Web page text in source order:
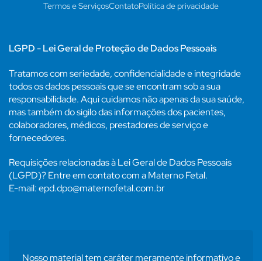
Termos e ServiçosContatoPolítica de privacidade
LGPD - Lei Geral de Proteção de Dados Pessoais
Tratamos com seriedade, confidencialidade e integridade
todos os dados pessoais que se encontram sob a sua
responsabilidade. Aqui cuidamos não apenas da sua saúde,
mas também do sigilo das informações dos pacientes,
colaboradores, médicos, prestadores de serviço e
fornecedores.
Requisições relacionadas à Lei Geral de Dados Pessoais
(LGPD)? Entre em contato com a Materno Fetal.
E-mail: epd.dpo@maternofetal.com.br
Nosso material tem caráter meramente informativo e